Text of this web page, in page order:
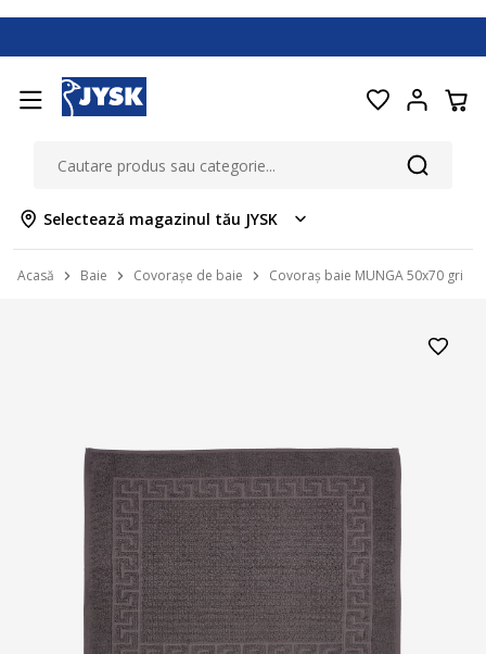
Selectează magazinul tău JYSK
Acasă Baie Covorașe de baie Covoraș baie MUNGA 50x70 gri